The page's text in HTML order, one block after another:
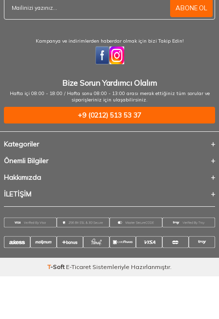
ABONE OL
Kampanya ve indirimlerden haberdar olmak için bizi Takip Edin!
Bize Sorun Yardımcı Olalım
Hafta içi 08:00 - 18:00 / Hafta sonu 08:00 - 13:00 arası merak ettiğiniz tüm sorular ve
siparişleriniz için ulaşabilirsiniz.
+9 (0212) 513 53 37
Kategoriler
Önemli Bilgiler
Hakkımızda
İLETİŞİM
T-Soft E-Ticaret Sistemleriyle Hazırlanmıştır.